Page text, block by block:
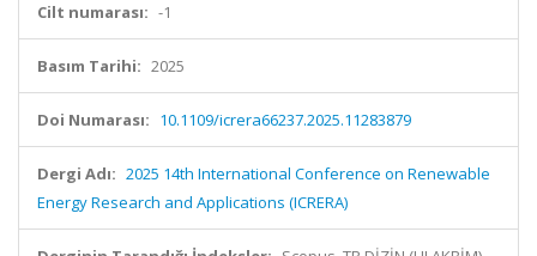
Cilt numarası: -1
Basım Tarihi: 2025
Doi Numarası: 10.1109/icrera66237.2025.11283879
Dergi Adı: 2025 14th International Conference on Renewable
Energy Research and Applications (ICRERA)